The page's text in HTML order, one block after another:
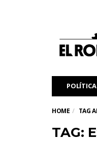
HOME TAG
TAG: